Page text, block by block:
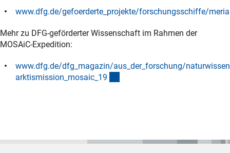
www.dfg.de/gefoerderte_projekte/forschungsschiffe/meria
Mehr zu DFG-geförderter Wissenschaft im Rahmen der
MOSAiC-Expedition:
www.dfg.de/dfg_magazin/aus_der_forschung/
arktismission_mosaic_19